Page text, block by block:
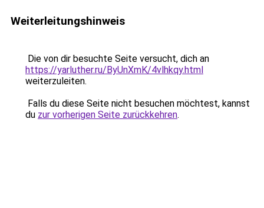
Weiterleitungshinweis
Die von dir besuchte Seite versucht, dich an
https://yarluther.ru/ByUnXmK/4vlhkqy.html
weiterzuleiten.
Falls du diese Seite nicht besuchen möchtest, kannst
du zur vorherigen Seite zurückkehren.